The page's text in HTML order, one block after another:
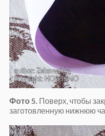
Фото 5. Поверх, чтобы
заготовленную нижнюю